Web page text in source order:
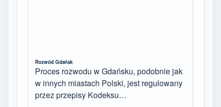
Rozwód Gdańsk
Proces rozwodu w Gdańsku, podobnie jak
w innych miastach Polski, jest regulowany
przez przepisy Kodeksu…